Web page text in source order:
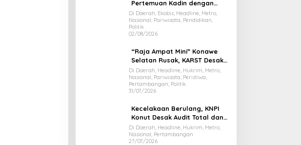
Pertemuan Kadin dengan
Presiden Prabowo, Bawa Misi
Majukan Ekonomi Sultra
Di Daerah, Ekobis, Headline, Metro,
Nasional, Pariwisata, Pendidikan,
Politik
02/08/2026
“Raja Ampat Mini” Konawe
Selatan Rusak, KARST Desak
Gubernur Evaluasi Total
Dispar Sultra
Di Daerah, Headline, Hukrim, Metro,
Nasional, Pariwisata, Peristiwa,
Pertambangan, Politik
31/07/2026
Kecelakaan Berulang, KNPI
Konut Desak Audit Total dan
Hentikan Hauling PT SPL
Di Daerah, Headline, Hukrim, Metro,
Nasional, Pertambangan
27/07/2026